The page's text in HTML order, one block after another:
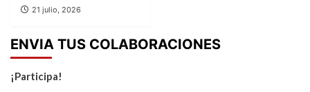
21 julio, 2026
ENVIA TUS COLABORACIONES
¡Participa!